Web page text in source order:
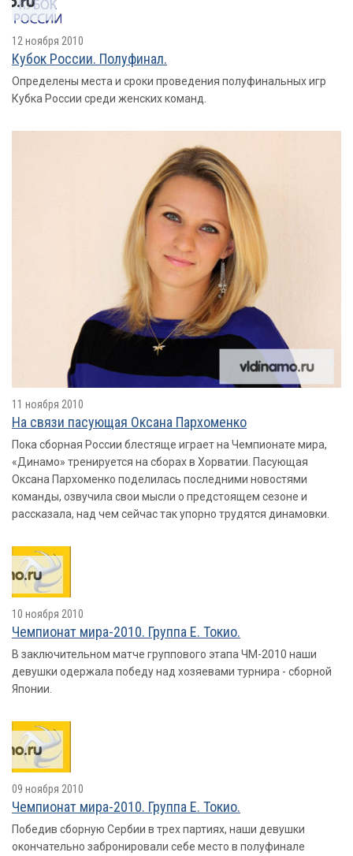
12 ноября 2010
Кубок России. Полуфинал.
Определены места и сроки проведения полуфинальных игр
Кубка России среди женских команд.
11 ноября 2010
На связи пасующая Оксана Пархоменко
Пока сборная России блестяще играет на Чемпионате мира,
«Динамо» тренируется на сборах в Хорватии. Пасующая
Оксана Пархоменко поделилась последними новостями
команды, озвучила свои мысли о предстоящем сезоне и
рассказала, над чем сейчас так упорно трудятся динамовки.
10 ноября 2010
Чемпионат мира-2010. Группа E. Токио.
В заключительном матче группового этапа ЧМ-2010 наши
девушки одержала победу над хозяевами турнира - сборной
Японии.
09 ноября 2010
Чемпионат мира-2010. Группа E. Токио.
Победив сборную Сербии в трех партиях, наши девушки
окончательно забронировали себе место в полуфинале